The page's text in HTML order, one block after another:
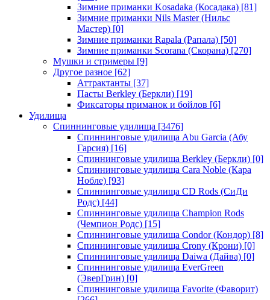
Зимние приманки Kosadaka (Косадака) [81]
Зимние приманки Nils Master (Нильс
Мастер) [0]
Зимние приманки Rapala (Рапала) [50]
Зимние приманки Scorana (Скорана) [270]
Мушки и стримеры [9]
Другое разное [62]
Аттрактанты [37]
Пасты Berkley (Беркли) [19]
Фиксаторы приманок и бойлов [6]
Удилища
Спиннинговые удилища [3476]
Спиннинговые удилища Abu Garcia (Абу
Гарсия) [16]
Спиннинговые удилища Berkley (Беркли) [0]
Спиннинговые удилища Cara Noble (Кара
Нобле) [93]
Спиннинговые удилища CD Rods (СиДи
Родс) [44]
Спиннинговые удилища Champion Rods
(Чемпион Родс) [15]
Спиннинговые удилища Condor (Кондор) [8]
Спиннинговые удилища Crony (Крони) [0]
Спиннинговые удилища Daiwa (Дайва) [0]
Спиннинговые удилища EverGreen
(ЭверГрин) [0]
Спиннинговые удилища Favorite (Фаворит)